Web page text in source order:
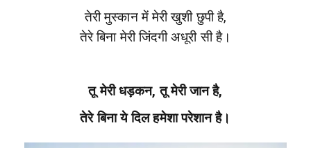
तेरी मुस्कान में मेरी खुशी छुपी है,
तेरे बिना मेरी जिंदगी अधूरी सी है।
तू मेरी धड़कन, तू मेरी जान है,
तेरे बिना ये दिल हमेशा परेशान है।